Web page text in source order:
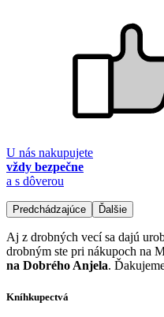
U nás nakupujete
vždy bezpečne
a s dôverou
Predchádzajúce Ďalšie
Aj z drobných vecí sa dajú
drobným ste pri nákupoch na
na Dobrého Anjela.
Kníhkupectvá